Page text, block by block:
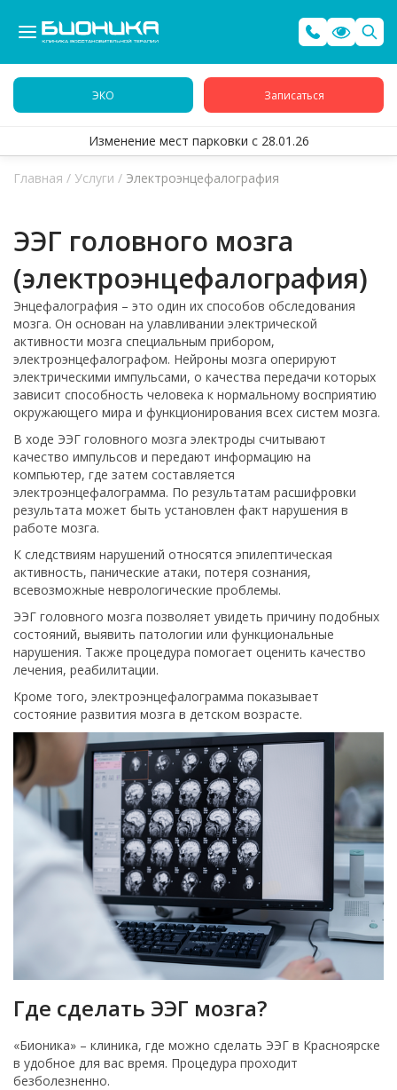
ЭКО Записаться
Изменение мест парковки с 28.01.26
Главная / Услуги / Электроэнцефалография
ЭЭГ головного мозга
(электроэнцефалография)
Энцефалография – это один их способов обследования
мозга. Он основан на улавливании электрической
активности мозга специальным прибором,
электроэнцефалографом. Нейроны мозга оперируют
электрическими импульсами, о качества передачи которых
зависит способность человека к нормальному восприятию
окружающего мира и функционирования всех систем мозга.
В ходе ЭЭГ головного мозга электроды считывают
качество импульсов и передают информацию на
компьютер, где затем составляется
электроэнцефалограмма. По результатам расшифровки
результата может быть установлен факт нарушения в
работе мозга.
К следствиям нарушений относятся эпилептическая
активность, панические атаки, потеря сознания,
всевозможные неврологические проблемы.
ЭЭГ головного мозга позволяет увидеть причину подобных
состояний, выявить патологии или функциональные
нарушения. Также процедура помогает оценить качество
лечения, реабилитации.
Кроме того, электроэнцефалограмма показывает
состояние развития мозга в детском возрасте.
Где сделать ЭЭГ мозга?
«Бионика» – клиника, где можно сделать ЭЭГ в Красноярске
в удобное для вас время. Процедура проходит
безболезненно.